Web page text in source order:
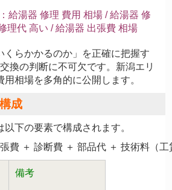
給湯器 修理 費用 相場 / 給湯器 修
理代 高い / 給湯器 出張費 相場
くらかかるのか」を正確に把握す
換の判断に不可欠です。新潟エリ
相場を多角的に公開します。
成
下の要素で構成されます。
備考